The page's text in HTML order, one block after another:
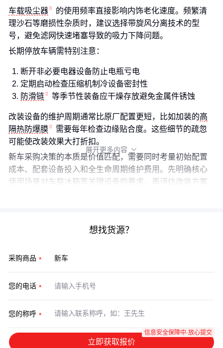
车载吸尘器
的使用频率直接影响内饰老化速度。频繁清
理沙石等磨损性杂质时，建议选择带旋风分离技术的型
号，避免滤网快速堵塞导致的吸力下降问题。
长期停放车辆需特别注意：
断开非必要电器设备防止电瓶亏电
定期启动检查压缩机制冷设备密封性
防滑链
等季节性装备应干燥存放避免金属件锈蚀
改装设备的维护周期通常比原厂配置更短，比如加装的高
隔热防爆膜
需要每年检查边缘贴合度。这些细节的疏忽
可能使改装效果大打折扣。
新车采购决策的本质是价值匹配，需要同时考量初始配置
成本、配套设备投入和全生命周期维护费用。先明确核心
使用场景对车载冰箱等关键设备的要求，再评估改装方案
展开更多内容 
想找货源？
采购商品
您的电话
您的称呼
立即获取报价
信息安全保障中·放心提交